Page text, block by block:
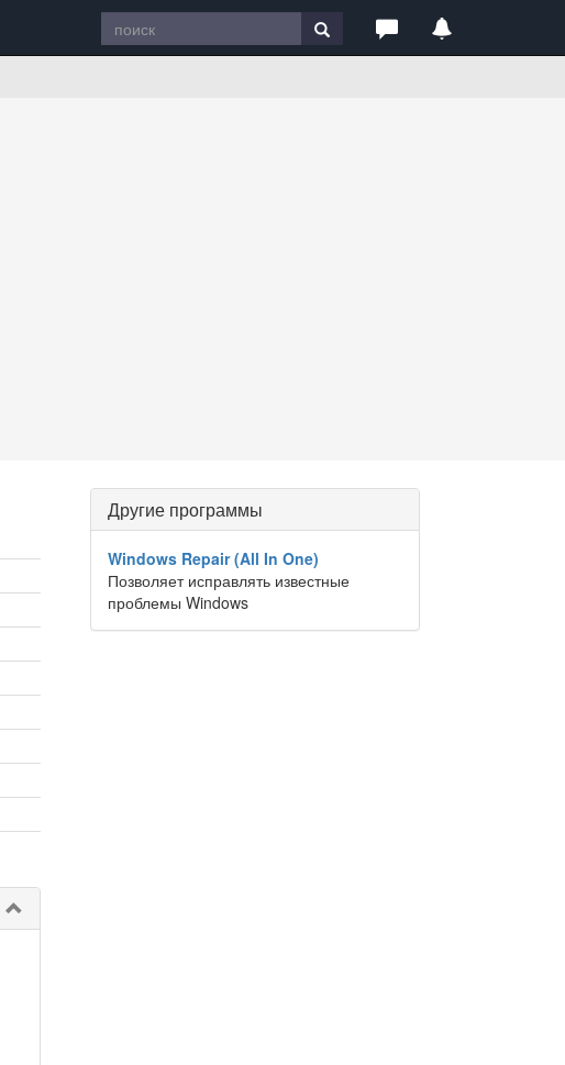
Другие программы
Windows Repair (All In One)
Позволяет исправлять известные
проблемы Windows